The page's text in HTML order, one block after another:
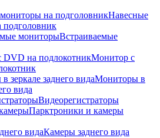
Навесные
Встраиваемые
Монитор с
Мониторы в
вида
Видеорегистраторы
Парктроники и камеры
Камеры заднего вида